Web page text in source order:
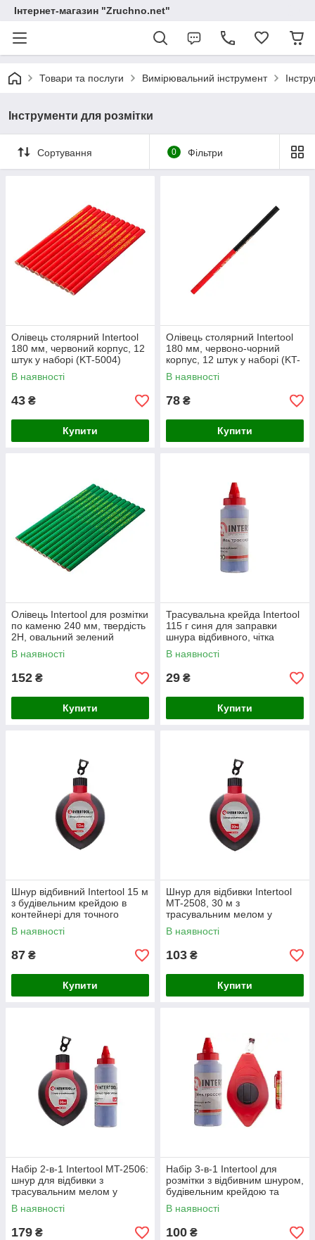
Інтернет-магазин "Zruchno.net"
Товари та послуги Вимірювальний інструмент
Інструменти для розмітки
Сортування 0 Фільтри
Олівець столярний Intertool
180 мм, червоний корпус, 12
штук у наборі (KT-5004)
В наявності
43 ₴
Купити
Олівець столярний Intertool
180 мм, червоно-чорний
корпус, 12 штук у наборі (KT-
5003)
В наявності
78 ₴
Купити
Олівець Intertool для розмітки
по каменю 240 мм, твердість
2Н, овальний зелений
корпус, комплект 12 штук
В наявності
152 ₴
Купити
Трасувальна крейда Intertool
115 г синя для заправки
шнура відбивного, чітка
розмітка
В наявності
29 ₴
Купити
Шнур відбивний Intertool 15 м
з будівельним крейдою в
контейнері для точного
нанесення розмітки (MT-
2507)
В наявності
87 ₴
Купити
Шнур для відбивки Intertool
MT-2508, 30 м з
трасувальним мелом у
контейнері
В наявності
103 ₴
Купити
Набір 2-в-1 Intertool MT-2506:
шнур для відбивки з
трасувальним мелом у
контейнері
В наявності
179 ₴
Набір 3-в-1 Intertool для
розмітки з відбивним шнуром,
будівельним крейдою та
шнуровим рівнем, довжина
30 м
В наявності
100 ₴